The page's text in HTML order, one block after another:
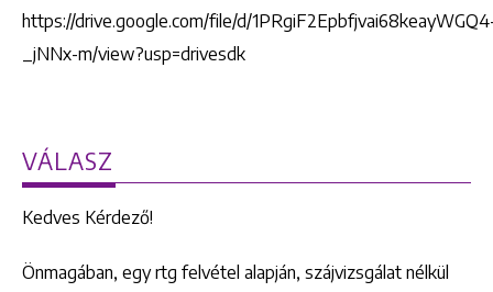
https://drive.google.com/file/d/
_jNNx-m/view?usp=drivesdk
VÁLASZ
Kedves Kérdező!
Önmagában, egy rtg felvétel alapján, szájvizsgálat nélkül